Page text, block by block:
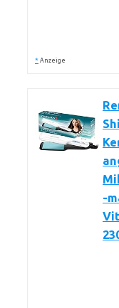
* Anzeige
-